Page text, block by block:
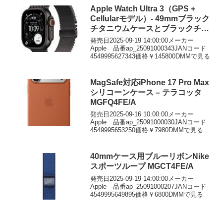
Apple Watch Ultra 3（GPS +
Cellularモデル）- 49mmブラック
チタニウムケースとブラックチタ
ニウムミラネーゼループ – S
発売日2025-09-19 14:00:00メーカー
Apple 品番ap_25091000343JANコード
4549995627343価格￥145800DMMで見る
MagSafe対応iPhone 17 Pro Max
シリコーンケース – テラコッタ
MGFQ4FE/A
発売日2025-09-16 10:00:00メーカー
Apple 品番ap_25091000030JANコード
4549995653250価格￥7980DMMで見る
40mmケース用ブルーリボンNike
スポーツループ MGCT4FE/A
発売日2025-09-19 14:00:00メーカー
Apple 品番ap_25091000207JANコード
4549995649895価格￥6800DMMで見る